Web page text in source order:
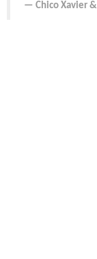
Chico Xavier &